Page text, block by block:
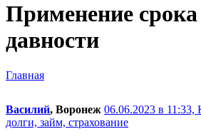
Применение
давности
Главная
Василий, Воронеж 06.06.2023 в 11:33,
долги, займ, страхование